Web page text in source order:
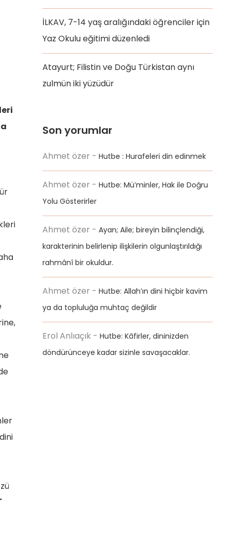
İLKAV, 7-14 yaş aralığındaki öğrenciler için
Yaz Okulu eğitimi düzenledi
Atayurt; Filistin ve Doğu Türkistan aynı
zulmün iki yüzüdür
Son yorumlar
Ahmet özer -Hutbe : Hurafeleri din edinmek
Ahmet özer -Hutbe: Mü’minler, Hak ile Doğru
Yolu Gösterirler
Ahmet özer -Ayan; Aile; bireyin bilinçlendiği,
karakterinin belirlenip ilişkilerin olgunlaştırıldığı
rahmânî bir okuldur.
Ahmet özer -Hutbe: Allah’ın dini hiçbir kavim
ya da topluluğa muhtaç değildir
Erol Anlıaçık -Hutbe: Kâfirler, dininizden
döndürünceye kadar sizinle savaşacaklar.